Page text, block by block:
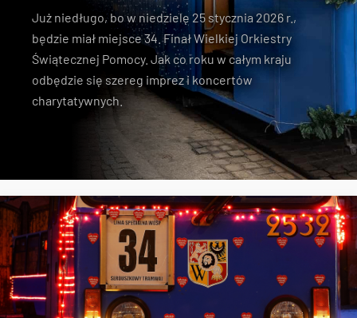
Już niedługo, bo w niedzielę 25 stycznia 2026 r.,
będzie miał miejsce 34. Finał Wielkiej Orkiestry
Świątecznej Pomocy. Jak co roku w całym kraju
odbędzie się szereg imprez i koncertów
charytatywnych.
MPK Wrocław